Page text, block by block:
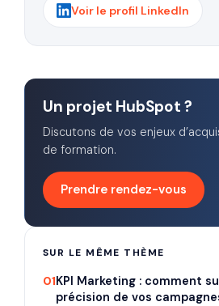
Voir le profil LinkedIn
Un projet HubSpot ?
Discutons de vos enjeux
de formation.
Prendre rendez-vous
SUR LE MÊME THÈME
01KPI Marketing : comment
précision de vos